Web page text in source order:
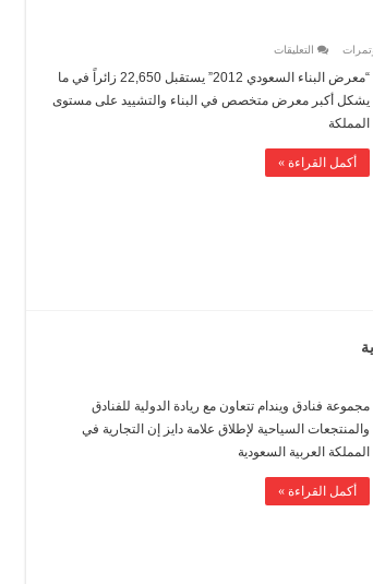
التعليقات
السعودي
يستقبل
“معرض البناء السعودي 2012” يستقبل 22,650 زائراً في ما
يشكل أكبر معرض متخصص في البناء والتشييد على مستوى
المملكة
أكمل القراءة »
دايز
إن
التجارية
في
المملكة
السعودية
مغلقة
مجموعة فنادق ويندام تتعاون مع ريادة الدولية للفنادق
والمنتجعات السياحية لإطلاق علامة دايز إن التجارية في
المملكة العربية السعودية
أكمل القراءة »